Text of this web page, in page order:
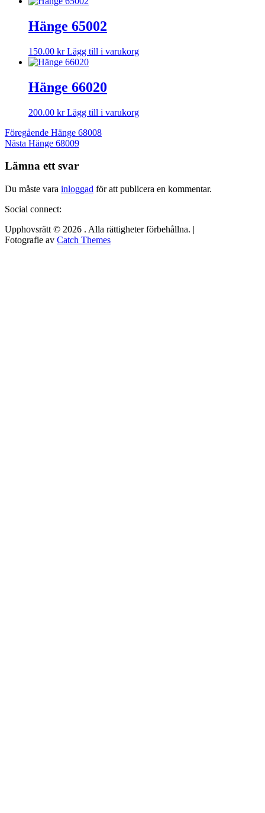
Hänge 65002
150.00 kr Lägg till i varukorg
Hänge 66020
200.00 kr Lägg till i varukorg
Inläggsnavigering
Föregående Föregående
inlägg:
Hänge 68008
Nästa Nästa
Hänge 68009
Lämna ett svar
Du måste vara inloggad för att publicera en kommentar.
Social connect:
Upphovsrätt © 2026 . Alla rättigheter förbehållna. |
Fotografie av Catch Themes